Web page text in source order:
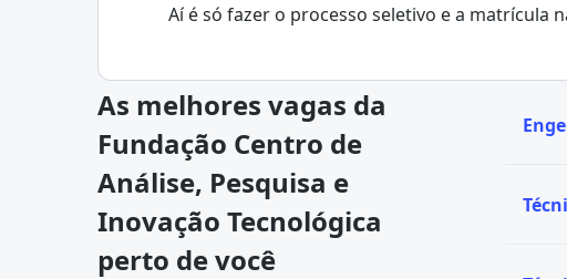
Aí é só fazer o processo seletivo e a matrícula
As melhores vagas da
Fundação Centro de
Análise, Pesquisa e
Inovação Tecnológica
perto de você